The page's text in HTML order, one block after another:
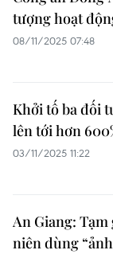
tượng hoạt
08/11/2025 07:48
Khởi tố ba đối
lên tới hơn
03/11/2025 11:22
An Giang:
niên dùng